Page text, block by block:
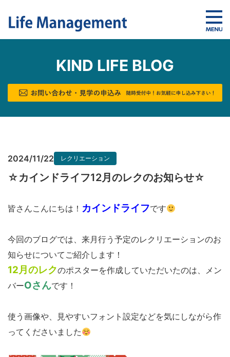
KIND LIFE BLOG
2024/11/22 レクリエーション
☆カインドライフ12月のレクのお知らせ☆
皆さんこんにちは！ カインドライフです
今回のブログでは、来月行う予定のレクリエーションのお
知らせについてご紹介します！
12月のレクのポスターを作成していただいたのは、メン
バーOさんです！
使う画像や、見やすいフォント設定などを気にしながら作
ってくださいました